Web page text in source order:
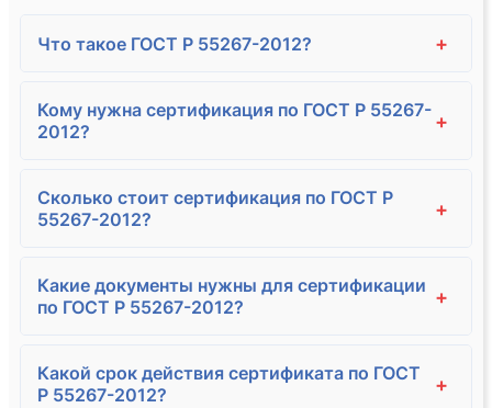
Что такое ГОСТ Р 55267-2012? +
Кому нужна сертификация по ГОСТ Р 55267-
2012?
+
Сколько стоит сертификация по ГОСТ Р
55267-2012?
+
Какие документы нужны для сертификации
по ГОСТ Р 55267-2012?
+
Какой срок действия сертификата по ГОСТ
Р 55267-2012?
+